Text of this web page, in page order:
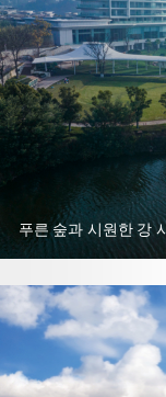
푸른 숲과 시원한 강